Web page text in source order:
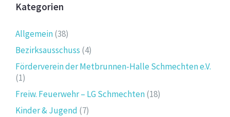
Kategorien
Allgemein(38)
Bezirksausschuss (4)
Förderverein der Metbrunnen-Halle Schmechten e.V.
(1)
Freiw. Feuerwehr – LG Schmechten(18)
Kinder & Jugend (7)